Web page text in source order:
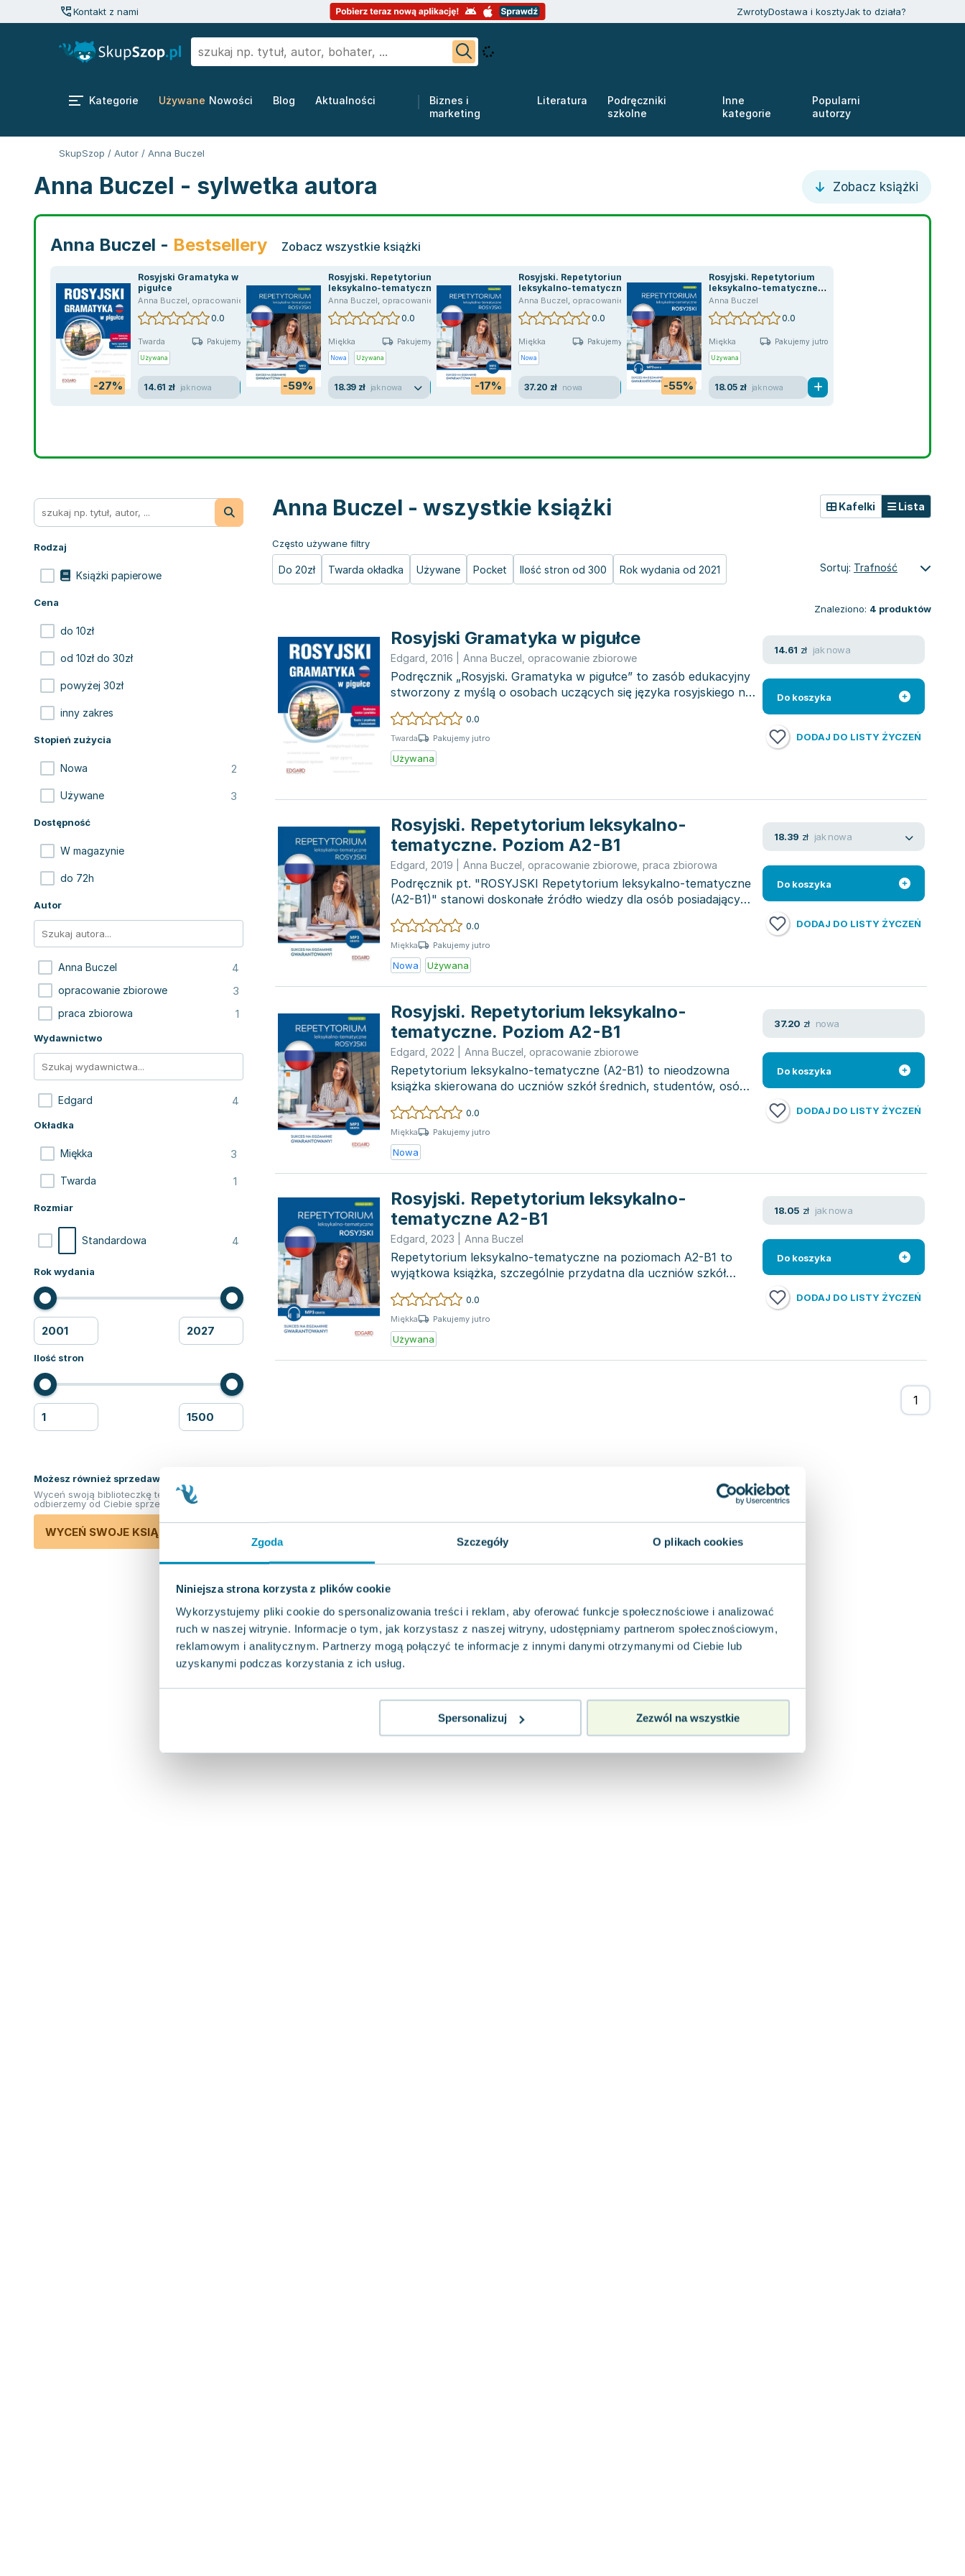
Zgoda Szczegóły O plikach cookies
Niniejsza strona korzysta z plików cookie
Wykorzystujemy pliki cookie do spersonalizowania treści i reklam, aby oferować funkcje społecznościowe i analizować
ruch w naszej witrynie. Informacje o tym, jak korzystasz z naszej witryny, udostępniamy partnerom społecznościowym,
reklamowym i analitycznym. Partnerzy mogą połączyć te informacje z innymi danymi otrzymanymi od Ciebie lub
uzyskanymi podczas korzystania z ich usług.
Spersonalizuj Zezwól na wszystkie
Kontakt z nami ZwrotyDostawa i kosztyJak to działa?
Kategorie Używane Nowości Blog Aktualności
Biznes i
marketing
Literatura
Podręczniki
szkolne
Inne
kategorie
Popularni
autorzy
SkupSzop / Autor / Anna Buczel
Anna Buczel - sylwetka autora Zobacz książki
Anna Buczel - Bestsellery Zobacz wszystkie książki
-27%
Rosyjski Gramatyka w
pigułce
Anna Buczel, opracowanie zbiorowe
0.0
Twarda Pakujemy jutro
Używana
14.61 zł jak nowa -59%
Rosyjski. Repetytorium
leksykalno-tematyczne.
Poziom A2-B1
Anna Buczel, opracowanie zbiorowe ,praca zbiorowa
0.0
Miękka Pakujemy jutro
Nowa Używana
18.39 zł jak nowa -17%
Rosyjski. Repetytorium
leksykalno-tematyczne.
Poziom A2-B1
Anna Buczel, opracowanie zbiorowe
0.0
Miękka Pakujemy jutro
Nowa
37.20 zł nowa -55%
Rosyjski. Repetytorium
leksykalno-tematyczne
A2-B1
Anna Buczel
0.0
Miękka Pakujemy jutro
Używana
18.05 zł jak nowa
Rodzaj
Książki papierowe
Cena
do 10zł
od 10zł do 30zł
powyżej 30zł
inny zakres
Stopień zużycia
Nowa 2
Używane 3
Dostępność
W magazynie
do 72h
Autor
Anna Buczel 4
opracowanie zbiorowe 3
praca zbiorowa 1
Wydawnictwo
Edgard 4
Okładka
Miękka 3
Twarda 1
Rozmiar
Standardowa 4
Rok wydania
Ilość stron
Możesz również sprzedawać ksiązki!
Wyceń swoją biblioteczkę teraz. Odkupimy i
odbierzemy od Ciebie sprzedane książki.
WYCEŃ SWOJE KSIĄŻKI
Anna Buczel - wszystkie książki
Często używane filtry
Do 20zł Twarda okładka Używane Pocket Ilość stron od 300 Rok wydania od 2021
Kafelki Lista
Sortuj: Trafność
Znaleziono: 4 produktów
Rosyjski Gramatyka w pigułce
Edgard 2016 Anna Buczel opracowanie zbiorowe
Podręcznik „Rosyjski. Gramatyka w pigułce” to zasób edukacyjny
stworzony z myślą o osobach uczących się języka rosyjskiego na
pozi...
0.0
Twarda Pakujemy jutro
Używana
14.61 zł jak nowa
Do koszyka
DODAJ DO LISTY ŻYCZEŃ
Rosyjski. Repetytorium leksykalno-
tematyczne. Poziom A2-B1
Edgard 2019 Anna Buczel opracowanie zbiorowe praca zbiorowa
Podręcznik pt. "ROSYJSKI Repetytorium leksykalno-tematyczne
(A2-B1)" stanowi doskonałe źródło wiedzy dla osób posiadających
podsta...
0.0
Miękka Pakujemy jutro
Nowa Używana
18.39 zł jak nowa
Do koszyka
DODAJ DO LISTY ŻYCZEŃ
Rosyjski. Repetytorium leksykalno-
tematyczne. Poziom A2-B1
Edgard 2022 Anna Buczel opracowanie zbiorowe
Repetytorium leksykalno-tematyczne (A2-B1) to nieodzowna
książka skierowana do uczniów szkół średnich, studentów, osób
uczących si...
0.0
Miękka Pakujemy jutro
Nowa
37.20 zł nowa
Do koszyka
DODAJ DO LISTY ŻYCZEŃ
Rosyjski. Repetytorium leksykalno-
tematyczne A2-B1
Edgard 2023 Anna Buczel
Repetytorium leksykalno-tematyczne na poziomach A2-B1 to
wyjątkowa książka, szczególnie przydatna dla uczniów szkół
średnich, stud...
0.0
Miękka Pakujemy jutro
Używana
18.05 zł jak nowa
Do koszyka
DODAJ DO LISTY ŻYCZEŃ